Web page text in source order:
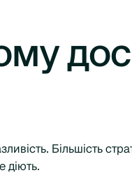
Більшість
діють.